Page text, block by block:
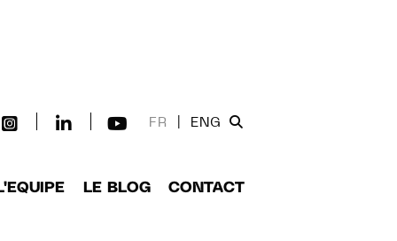
FR ENG
LE BLOG CONTACT